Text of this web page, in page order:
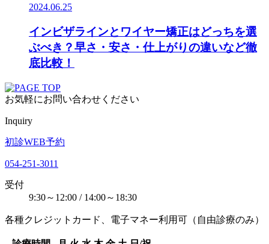
2024.06.25
インビザラインとワイヤー矯正はどっちを選
ぶべき？早さ・安さ・仕上がりの違いなど徹
底比較！
お気軽にお問い合わせください
Inquiry
初診WEB予約
054-251-3011
受付
9:30～12:00 / 14:00～18:30
各種クレジットカード、電子マネー利用可（自由診療のみ）